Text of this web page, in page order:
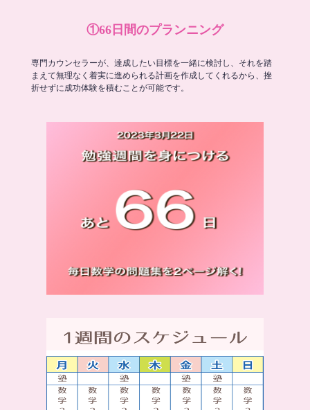
①66日間のプランニング
専門カウンセラーが、達成したい目標を一緒に検討し、それを踏
まえて無理なく着実に進められる計画を作成してくれるから、挫
折せずに成功体験を積むことが可能です。